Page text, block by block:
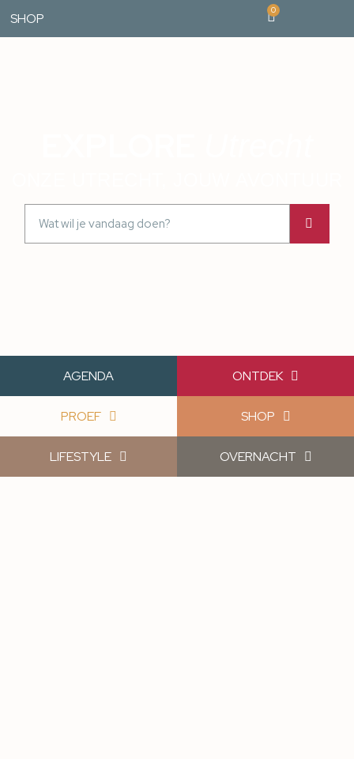
SHOP
0
AGENDA ONTDEK
PROEF SHOP
LIFESTYLE OVERNACHT